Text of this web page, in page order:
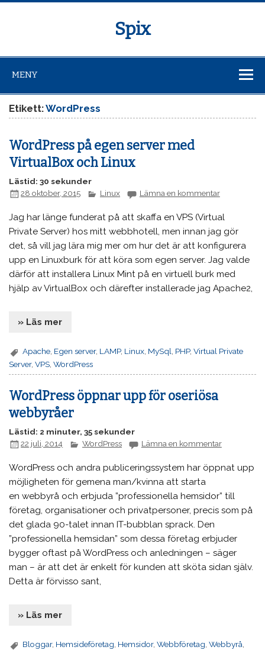
Spix
MENY
Etikett:WordPress
WordPress på egen server med
VirtualBox och Linux
Lästid: 30 sekunder
28 oktober, 2015
Linux Lämna en kommentar
Jag har länge funderat på att skaffa en VPS (Virtual
Private Server) hos mitt webbhotell, men innan jag gör
det, så vill jag lära mig mer om hur det är att konfigurera
upp en Linuxburk för att köra som egen server. Jag valde
därför att installera Linux Mint på en virtuell burk med
hjälp av VirtualBox och därefter installerade jag Apache2,
» Läs mer
Apache Egen server, LAMP, Linux MySql PHP,Virtual Private
Server,VPS ,WordPress
WordPress öppnar upp för oseriösa
webbyråer
Lästid: 2 minuter, 35 sekunder
22 juli, 2014
WordPress Lämna en kommentar
WordPress och andra publiceringssystem har öppnat upp
möjligheten för gemena man/kvinna att starta
en webbyrå och erbjuda ”professionella hemsidor” till
företag, organisationer och privatpersoner, precis som på
det glada 90-talet innan IT-bubblan sprack. Den
”professionella hemsidan” som dessa företag erbjuder
bygger oftast på WordPress och anledningen – säger
man – är att det är enkelt för kunden att sköta sidan själv.
Detta är förvisso sant,
» Läs mer
Bloggar, Hemsideföretag Hemsidor,Webbföretag ,Webbyrå